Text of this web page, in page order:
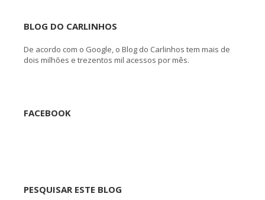
BLOG DO CARLINHOS
De acordo com o Google, o Blog do Carlinhos tem mais de
dois milhões e trezentos mil acessos por mês.
FACEBOOK
PESQUISAR ESTE BLOG